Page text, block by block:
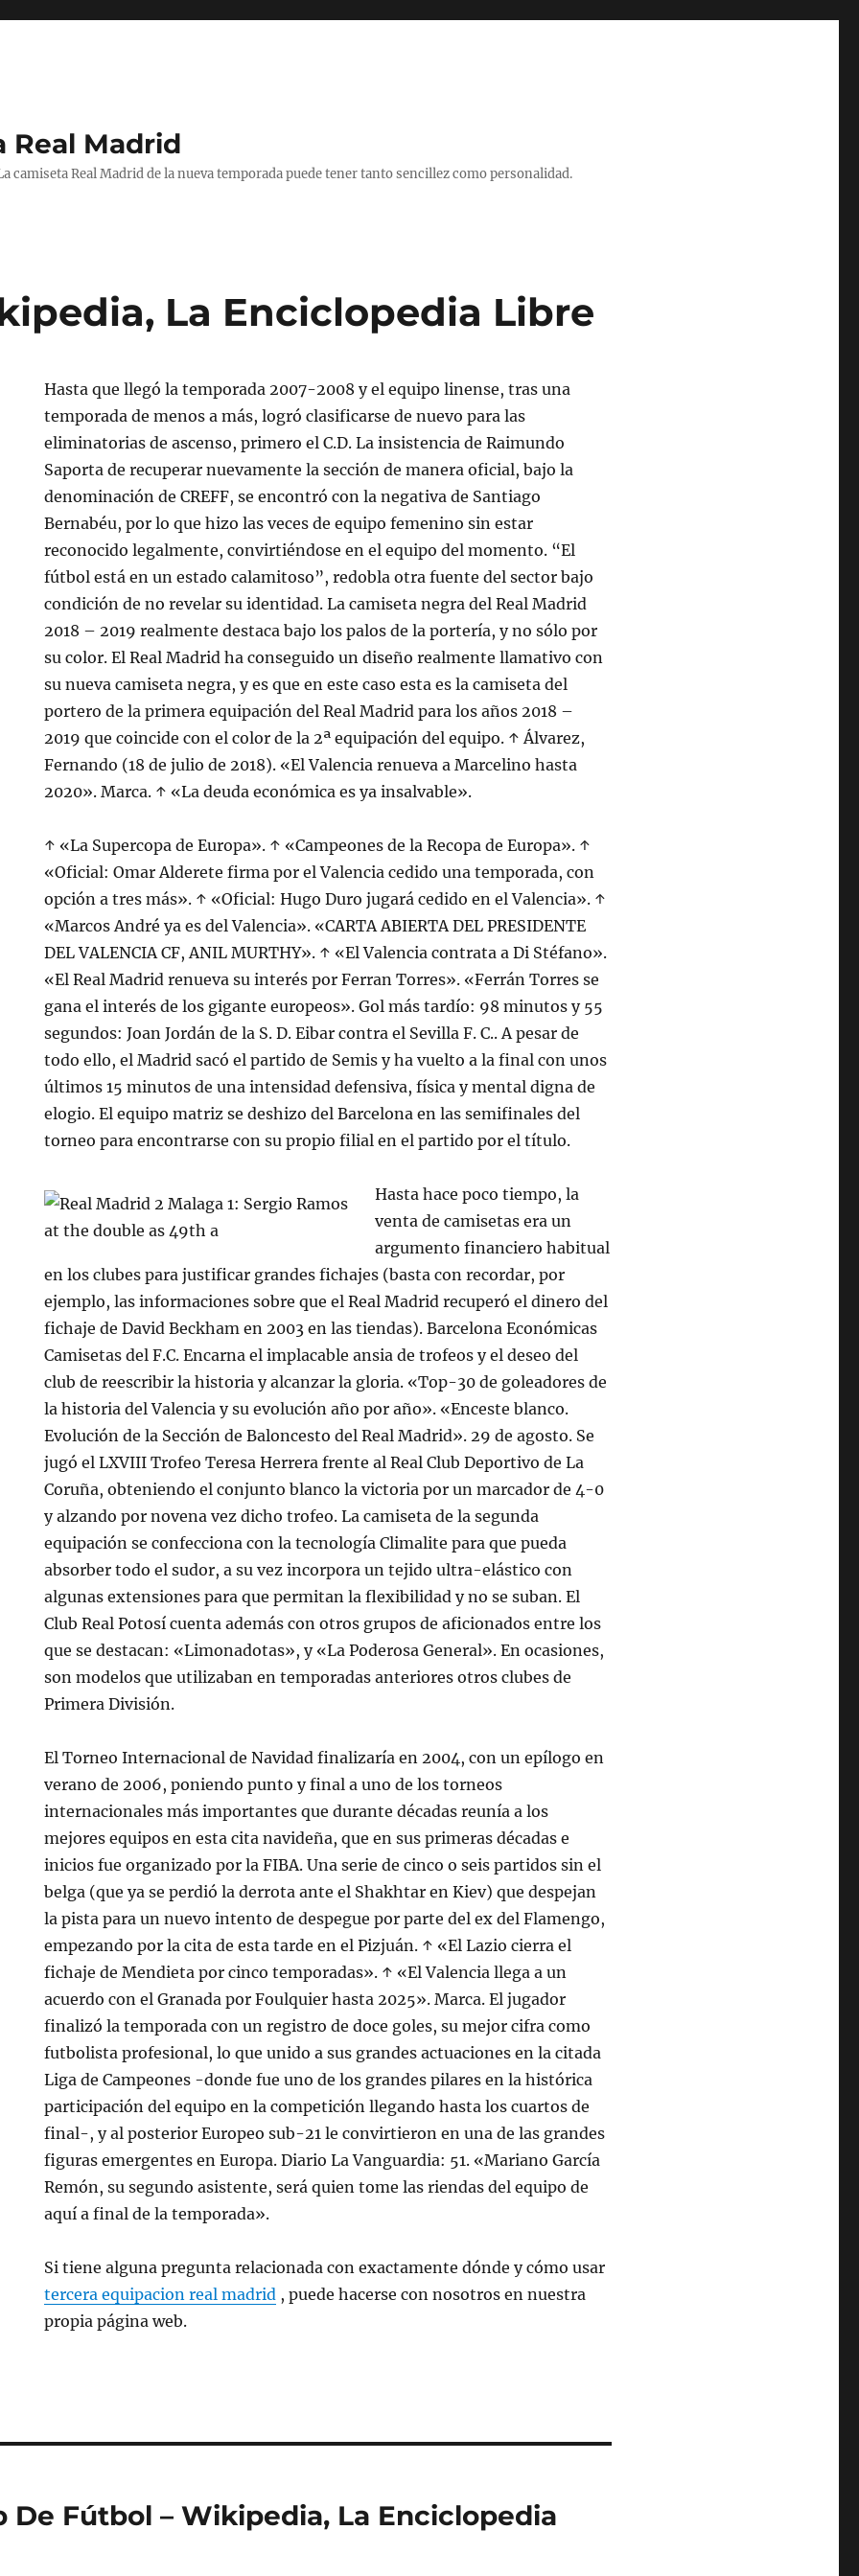
Real Madrid
camiseta Real Madrid de la nueva temporada puede tener tanto sencillez como personalidad.
La Enciclopedia Libre
Hasta que llegó la temporada 2007-2008 y el equipo linense, tras una
temporada de menos a más, logró clasificarse de nuevo para las
eliminatorias de ascenso, primero el C.D. La insistencia de Raimundo
Saporta de recuperar nuevamente la sección de manera oficial, bajo la
denominación de CREFF, se encontró con la negativa de Santiago
Bernabéu, por lo que hizo las veces de equipo femenino sin estar
reconocido legalmente, convirtiéndose en el equipo del momento. “El
fútbol está en un estado calamitoso”, redobla otra fuente del sector bajo
condición de no revelar su identidad. La camiseta negra del Real Madrid
2018 – 2019 realmente destaca bajo los palos de la portería, y no sólo por
su color. El Real Madrid ha conseguido un diseño realmente llamativo con
su nueva camiseta negra, y es que en este caso esta es la camiseta del
portero de la primera equipación del Real Madrid para los años 2018 –
2019 que coincide con el color de la 2ª equipación del equipo. ↑ Álvarez,
Fernando (18 de julio de 2018). «El Valencia renueva a Marcelino hasta
2020». Marca. ↑ «La deuda económica es ya insalvable».
↑ «La Supercopa de Europa». ↑ «Campeones de la Recopa de Europa». ↑
«Oficial: Omar Alderete firma por el Valencia cedido una temporada, con
opción a tres más». ↑ «Oficial: Hugo Duro jugará cedido en el Valencia». ↑
«Marcos André ya es del Valencia». «CARTA ABIERTA DEL PRESIDENTE
DEL VALENCIA CF, ANIL MURTHY». ↑ «El Valencia contrata a Di Stéfano».
«El Real Madrid renueva su interés por Ferran Torres». «Ferrán Torres se
gana el interés de los gigante europeos». Gol más tardío: 98 minutos y 55
segundos: Joan Jordán de la S. D. Eibar contra el Sevilla F. C.. A pesar de
todo ello, el Madrid sacó el partido de Semis y ha vuelto a la final con unos
últimos 15 minutos de una intensidad defensiva, física y mental digna de
elogio. El equipo matriz se deshizo del Barcelona en las semifinales del
torneo para encontrarse con su propio filial en el partido por el título.
Hasta hace poco tiempo, la
venta de camisetas era un
argumento financiero habitual
en los clubes para justificar grandes fichajes (basta con recordar, por
ejemplo, las informaciones sobre que el Real Madrid recuperó el dinero del
fichaje de David Beckham en 2003 en las tiendas). Barcelona Económicas
Camisetas del F.C. Encarna el implacable ansia de trofeos y el deseo del
club de reescribir la historia y alcanzar la gloria. «Top-30 de goleadores de
la historia del Valencia y su evolución año por año». «Enceste blanco.
Evolución de la Sección de Baloncesto del Real Madrid». 29 de agosto. Se
jugó el LXVIII Trofeo Teresa Herrera frente al Real Club Deportivo de La
Coruña, obteniendo el conjunto blanco la victoria por un marcador de 4-0
y alzando por novena vez dicho trofeo. La camiseta de la segunda
equipación se confecciona con la tecnología Climalite para que pueda
absorber todo el sudor, a su vez incorpora un tejido ultra-elástico con
algunas extensiones para que permitan la flexibilidad y no se suban. El
Club Real Potosí cuenta además con otros grupos de aficionados entre los
que se destacan: «Limonadotas», y «La Poderosa General». En ocasiones,
son modelos que utilizaban en temporadas anteriores otros clubes de
Primera División.
El Torneo Internacional de Navidad finalizaría en 2004, con un epílogo en
verano de 2006, poniendo punto y final a uno de los torneos
internacionales más importantes que durante décadas reunía a los
mejores equipos en esta cita navideña, que en sus primeras décadas e
inicios fue organizado por la FIBA. Una serie de cinco o seis partidos sin el
belga (que ya se perdió la derrota ante el Shakhtar en Kiev) que despejan
la pista para un nuevo intento de despegue por parte del ex del Flamengo,
empezando por la cita de esta tarde en el Pizjuán. ↑ «El Lazio cierra el
fichaje de Mendieta por cinco temporadas». ↑ «El Valencia llega a un
acuerdo con el Granada por Foulquier hasta 2025». Marca. El jugador
finalizó la temporada con un registro de doce goles, su mejor cifra como
futbolista profesional, lo que unido a sus grandes actuaciones en la citada
Liga de Campeones -donde fue uno de los grandes pilares en la histórica
participación del equipo en la competición llegando hasta los cuartos de
final-, y al posterior Europeo sub-21 le convirtieron en una de las grandes
figuras emergentes en Europa. Diario La Vanguardia: 51. «Mariano García
Remón, su segundo asistente, será quien tome las riendas del equipo de
aquí a final de la temporada».
Si tiene alguna pregunta relacionada con exactamente dónde y cómo usar
tercera equipacion real madrid , puede hacerse con nosotros en nuestra
propia página web.
De Fútbol – Wikipedia, La Enciclopedia